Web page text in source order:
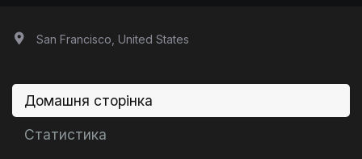
San Francisco, United States
Домашня сторінка
Статистика